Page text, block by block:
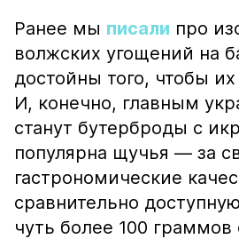
Ранее мы писали про
волжских угощений на
достойны того, чтобы
И, конечно, главным
станут бутерброды с
популярна щучья — за
гастрономические
сравнительно
чуть более 100 граммов